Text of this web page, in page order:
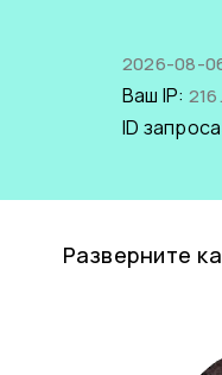
2026-08-
Ваш IP:
ID
Разверните